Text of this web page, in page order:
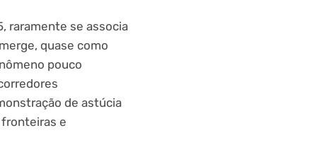
raramente se associa
quase como
pouco
de astúcia
fronteiras e